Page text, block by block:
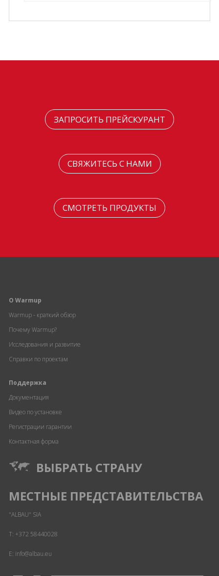
ЗАПРОСИТЬ ПРЕЙСКУРАНТ
СВЯЖИТЕСЬ С НАМИ
СМОТРЕТЬ ПРОДУКТЫ
О Warmup
Warmup - краткий обзор
Почему Warmup?
Исследования и развитие
Справки по проектам
Поддержка
Документация
Видео по установке
Регистрации гарантии
Контактная форма
ВЫБРАТЬ СТРАНУ
МЕСТНЫЕ ПРЕДСТАВИТЕЛЬСТВА
"ALBAU" SIA
T: +372 58440028
E: info@albau.eu